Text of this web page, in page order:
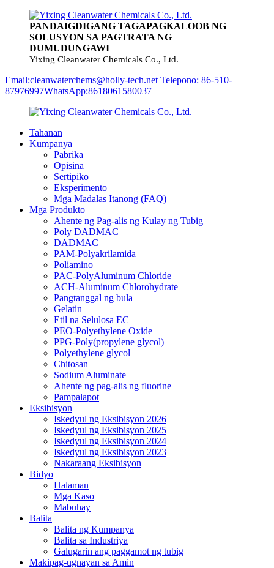
PANDAIGDIGANG TAGAPAGKALOOB NG
SOLUSYON SA PAGTRATA NG
DUMUDUNGAWI
Yixing Cleanwater Chemicals Co., Ltd.
Email:cleanwaterchems@holly-tech.net Telepono: 86-510-
87976997WhatsApp:8618061580037
Tahanan
Kumpanya
Pabrika
Opisina
Sertipiko
Eksperimento
Mga Madalas Itanong (FAQ)
Mga Produkto
Ahente ng Pag-alis ng Kulay ng Tubig
Poly DADMAC
DADMAC
PAM-Polyakrilamida
Poliamino
PAC-PolyAluminum Chloride
ACH-Aluminum Chlorohydrate
Pangtanggal ng bula
Gelatin
Etil na Selulosa EC
PEO-Polyethylene Oxide
PPG-Poly(propylene glycol)
Polyethylene glycol
Chitosan
Sodium Aluminate
Ahente ng pag-alis ng fluorine
Pampalapot
Eksibisyon
Iskedyul ng Eksibisyon 2026
Iskedyul ng Eksibisyon 2025
Iskedyul ng Eksibisyon 2024
Iskedyul ng Eksibisyon 2023
Nakaraang Eksibisyon
Bidyo
Halaman
Mga Kaso
Mabuhay
Balita
Balita ng Kumpanya
Balita sa Industriya
Galugarin ang paggamot ng tubig
Makipag-ugnayan sa Amin